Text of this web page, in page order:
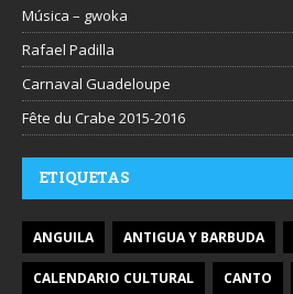
Música – gwoka
Rafael Padilla
Carnaval Guadeloupe
Fête du Crabe 2015-2016
ETIQUETAS
ANGUILA ANTIGUA Y BARBUDA
CALENDARIO CULTURAL CANTO